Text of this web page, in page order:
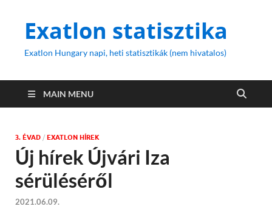
Exatlon statisztika
Exatlon Hungary napi, heti statisztikák (nem hivatalos)
MAIN MENU
3. ÉVAD / EXATLON HÍREK
Új hírek Újvári Iza
sérüléséről
2021.06.09.